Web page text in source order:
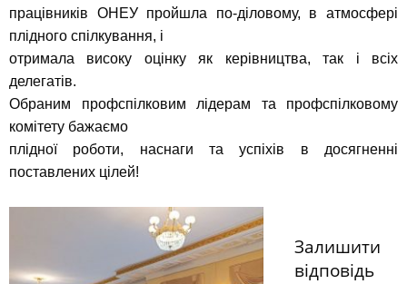
працівників ОНЕУ пройшла по-діловому, в атмосфері
плідного спілкування, і
отримала високу оцінку як керівництва, так і всіх
делегатів.
Обраним профспілковим лідерам та профспілковому
комітету бажаємо
плідної роботи, наснаги та успіхів в досягненні
поставлених цілей!
Залишити
відповідь